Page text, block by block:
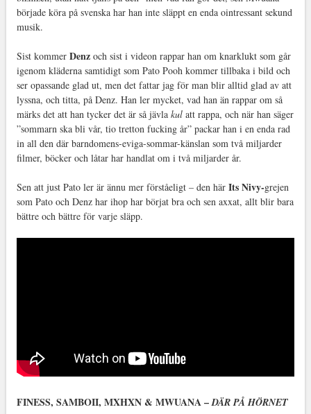
började köra på svenska har han inte släppt en enda ointressant sekund
musik.
Sist kommer Denzoch sist i videon rappar han om knarklukt som går
igenom kläderna samtidigt som Pato Pooh kommer tillbaka i bild och
ser opassande glad ut, men det fattar jag för man blir alltid glad av att
lyssna, och titta, på Denz. Han ler mycket, vad han än rappar om så
märks det att han tycker det är så jävla kulatt rappa, och när han säger
”sommarn ska bli vår, tio tretton fucking år” packar han i en enda rad
in all den där barndomens-eviga-sommar-känslan som två miljarder
filmer, böcker och låtar har handlat om i två miljarder år.
Sen att just Pato ler är ännu mer förståeligt – den här Its Nivy-grejen
som Pato och Denz har ihop har börjat bra och sen axxat, allt blir bara
bättre och bättre för varje släpp.
FINESS, SAMBOII, MXHXN & MWUANA –DÄR PÅ HÖRNET